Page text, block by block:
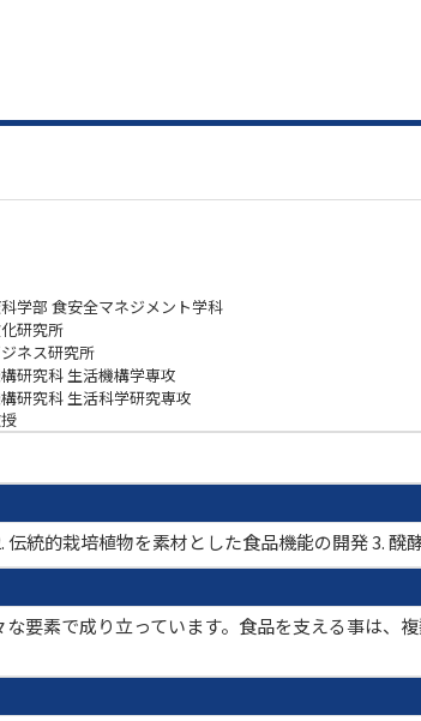
学部 食安全マネジメント学科
研究所
ネス研究所
研究科 生活機構学専攻
研究科 生活科学研究専攻
統的栽培植物を素材とした食品機能の開発 3. 醗
要素で成り立っています。食品を支える事は、